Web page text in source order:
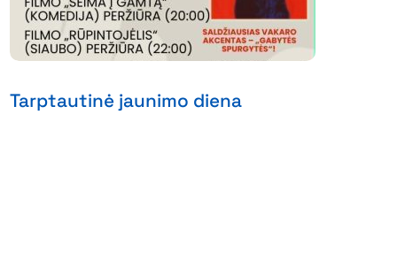
Tarptautinė jaunimo diena